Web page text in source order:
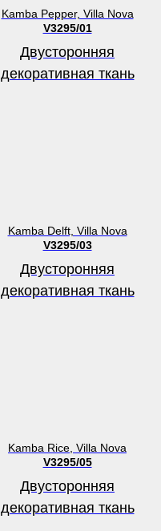
Kamba Pepper, Villa Nova
V3295/01
Двусторонняя
декоративная ткань
Kamba Delft, Villa Nova
V3295/03
Двусторонняя
декоративная ткань
Kamba Rice, Villa Nova
V3295/05
Двусторонняя
декоративная ткань